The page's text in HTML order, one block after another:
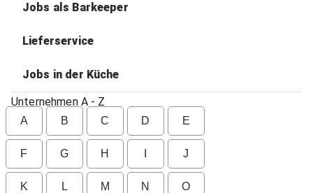
Jobs als Barkeeper
Lieferservice
Jobs in der Küche
Unternehmen A - Z
A B C D E
F G H J
K L M N O